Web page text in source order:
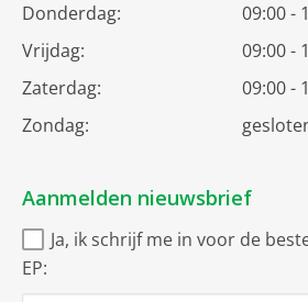
Donderdag:
09:00 -
Vrijdag:
09:00 -
Zaterdag:
09:00 -
Zondag:
Aanmelden nieuwsbrief
Ja, ik schrijf me in voor de
EP: